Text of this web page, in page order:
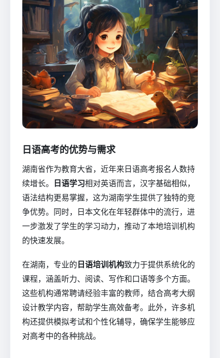
日语高考的优势与需求
湖南省作为教育大省，近年来日语高考报名人数持
续增长。
日语学习相对英语而言，汉字基础相似，
语法结构更易掌握，这为湖南学生提供了独特的竞
争优势。同时，日本文化在年轻群体中的流行，进
一步激发了学生的学习动力，推动了本地培训机构
的快速发展。
在湖南，专业的 日语培训机构致力于提供系统化的
课程，涵盖听力、阅读、写作和口语等多个方面。
这些机构通常聘请经验丰富的教师，结合高考大纲
设计教学内容，帮助学生高效备考。此外，许多机
构还提供模拟考试和个性化辅导，确保学生能够应
对高考中的各种挑战。